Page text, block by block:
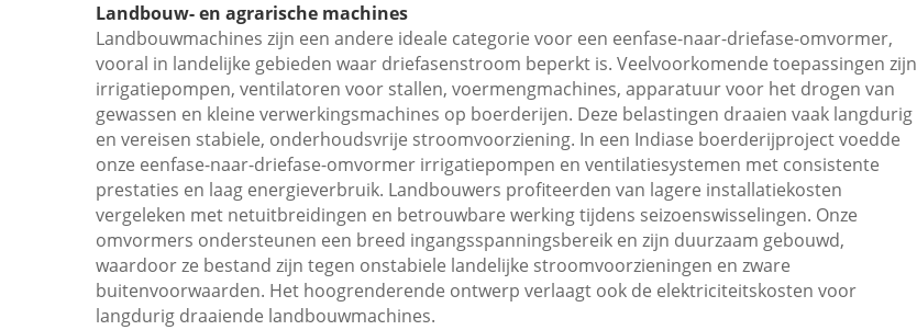
Landbouw- en agrarische machines
Landbouwmachines zijn een andere ideale categorie voor een eenfase-naar-driefase-omvormer,
vooral in landelijke gebieden waar driefasenstroom beperkt is. Veelvoorkomende toepassingen zijn
irrigatiepompen, ventilatoren voor stallen, voermengmachines, apparatuur voor het drogen van
gewassen en kleine verwerkingsmachines op boerderijen. Deze belastingen draaien vaak langdurig
en vereisen stabiele, onderhoudsvrije stroomvoorziening. In een Indiase boerderijproject voedde
onze eenfase-naar-driefase-omvormer irrigatiepompen en ventilatiesystemen met consistente
prestaties en laag energieverbruik. Landbouwers profiteerden van lagere installatiekosten
vergeleken met netuitbreidingen en betrouwbare werking tijdens seizoenswisselingen. Onze
omvormers ondersteunen een breed ingangsspanningsbereik en zijn duurzaam gebouwd,
waardoor ze bestand zijn tegen onstabiele landelijke stroomvoorzieningen en zware
buitenvoorwaarden. Het hoogrenderende ontwerp verlaagt ook de elektriciteitskosten voor
langdurig draaiende landbouwmachines.